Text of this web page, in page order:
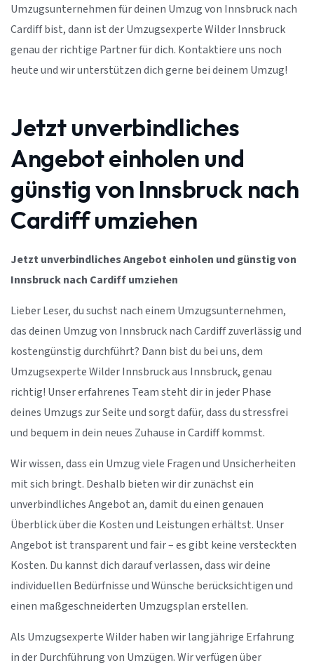
Umzugsunternehmen für deinen Umzug von Innsbruck nach
Cardiff bist, dann ist der Umzugsexperte Wilder Innsbruck
genau der richtige Partner für dich. Kontaktiere uns noch
heute und wir unterstützen dich gerne bei deinem Umzug!
Jetzt unverbindliches
Angebot einholen und
günstig von Innsbruck nach
Cardiff umziehen
Jetzt unverbindliches Angebot einholen und günstig von
Innsbruck nach Cardiff umziehen
Lieber Leser, du suchst nach einem Umzugsunternehmen,
das deinen Umzug von Innsbruck nach Cardiff zuverlässig und
kostengünstig durchführt? Dann bist du bei uns, dem
Umzugsexperte Wilder Innsbruck aus Innsbruck, genau
richtig! Unser erfahrenes Team steht dir in jeder Phase
deines Umzugs zur Seite und sorgt dafür, dass du stressfrei
und bequem in dein neues Zuhause in Cardiff kommst.
Wir wissen, dass ein Umzug viele Fragen und Unsicherheiten
mit sich bringt. Deshalb bieten wir dir zunächst ein
unverbindliches Angebot an, damit du einen genauen
Überblick über die Kosten und Leistungen erhältst. Unser
Angebot ist transparent und fair – es gibt keine versteckten
Kosten. Du kannst dich darauf verlassen, dass wir deine
individuellen Bedürfnisse und Wünsche berücksichtigen und
einen maßgeschneiderten Umzugsplan erstellen.
Als Umzugsexperte Wilder haben wir langjährige Erfahrung
in der Durchführung von Umzügen. Wir verfügen über